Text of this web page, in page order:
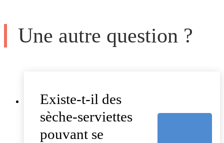
Une autre question ?
Existe-t-il des
sèche-serviettes
pouvant se